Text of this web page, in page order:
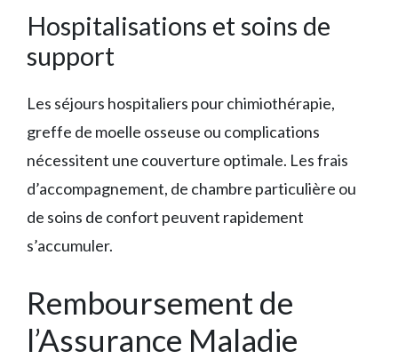
Hospitalisations et soins de
support
Les séjours hospitaliers pour chimiothérapie,
greffe de moelle osseuse ou complications
nécessitent une couverture optimale. Les frais
d’accompagnement, de chambre particulière ou
de soins de confort peuvent rapidement
s’accumuler.
Remboursement de
l’Assurance Maladie